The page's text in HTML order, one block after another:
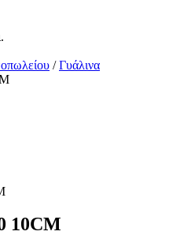
/Γυάλινα
10CM